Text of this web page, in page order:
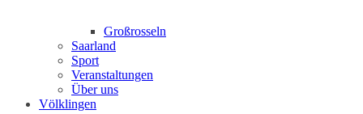
Großrosseln
Saarland
Sport
Veranstaltungen
Über uns
Völklingen